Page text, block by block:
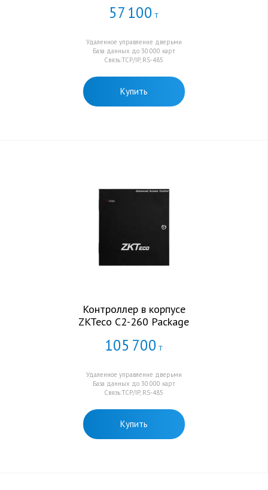
57 100 Т
Удаленное управление дверьми
База данных до 30.000 карт
Связь:TCP/IP, RS-485
Купить
Контроллер в корпусе
ZKTeco C2-260 Package
105 700 Т
Удаленное управление дверьми
База данных до 30.000 карт
Связь:TCP/IP, RS-485
Купить